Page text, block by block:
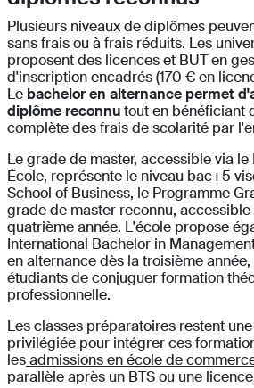
Plusieurs niveaux de diplômes
sans frais ou à frais réduits. Les
proposent des licences et BUT en
d'inscription encadrés (170 € en
Le bachelor en alternance permet
diplôme reconnutout en bénéficiant
complète des frais de scolarité par
Le grade de master, accessible via
École, représente le niveau bac+5
School of Business, le Programme
grade de master reconnu,
quatrième année. L'école propose
International Bachelor in
en alternance dès la troisième
étudiants de conjuguer formation
professionnelle.
Les classes préparatoires restent
privilégiée pour intégrer ces
lesadmissions en école de
parallèle après un BTS ou une